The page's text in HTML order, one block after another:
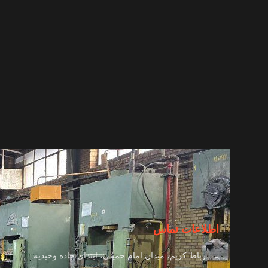
اطلاعات تماس
رباط کریم، میدان امام خمینی، ابتدای جاده وحیدیه